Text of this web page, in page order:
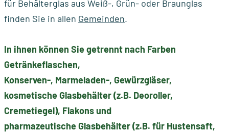
Terminübersicht
2026
Hier gibt es...
Containerplätze,
Mülltonnen, Säcke,
etc.
Entsorgungssuche /
Müllabfuhrkalender:
Erinnerung per E-
Informationsmaterialien
und Infos für
für
Verpackungen
Gartenabfall
Elektrogeräte
Schadstoffe
Grasschnitt
Annahmestellen
für Behälterglas aus Weiß-, Grün- oder Braunglas
finden Sie in allen Gemeinden.
In ihnen können Sie getrennt nach Farben
Getränkeflaschen,
Konserven-, Marmeladen-, Gewürzgläser,
kosmetische Glasbehälter (z.B. Deoroller,
Cremetiegel), Flakons und
pharmazeutische Glasbehälter (z.B. für Hustensaft,